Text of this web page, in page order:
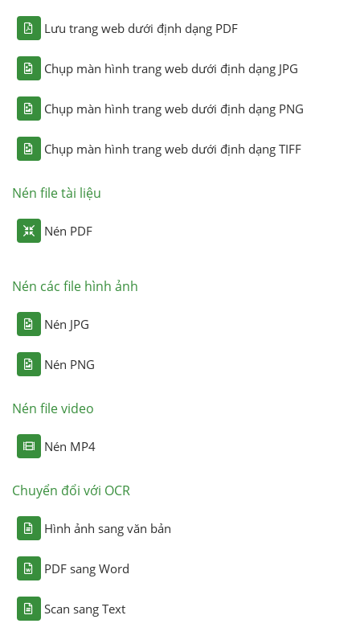
Lưu trang web dưới định dạng PDF
Chụp màn hình trang web dưới định dạng JPG
Chụp màn hình trang web dưới định dạng PNG
Chụp màn hình trang web dưới định dạng TIFF
Nén file tài liệu
Nén PDF
Nén các file hình ảnh
Nén JPG
Nén PNG
Nén file video
Nén MP4
Chuyển đổi với OCR
Hình ảnh sang văn bản
PDF sang Word
Scan sang Text